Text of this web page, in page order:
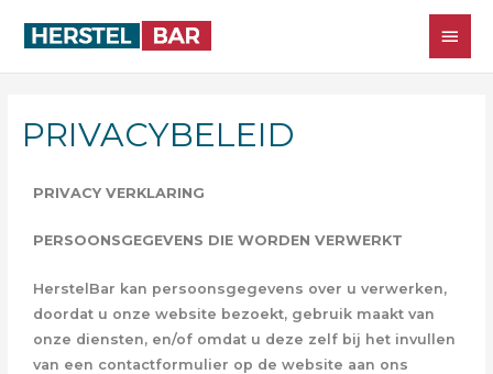
PRIVACYBELEID
PRIVACY VERKLARING
PERSOONSGEGEVENS DIE WORDEN VERWERKT
HerstelBar kan persoonsgegevens over u verwerken,
doordat u onze website bezoekt, gebruik maakt van
onze diensten, en/of omdat u deze zelf bij het invullen
van een contactformulier op de website aan ons